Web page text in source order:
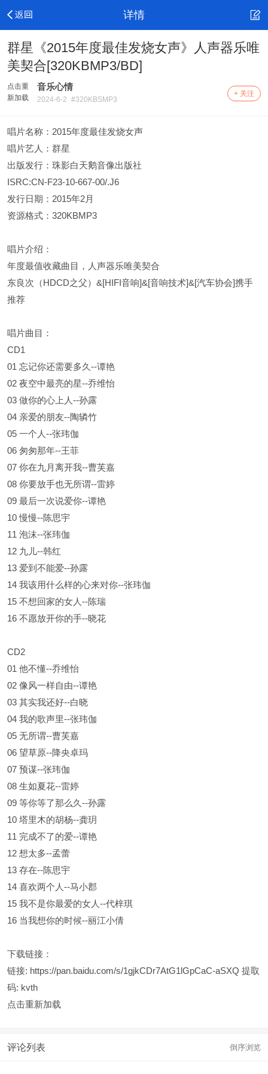
详情
群星《2015年度最佳发烧女声》人声器乐唯
美契合[320KBMP3/BD]
点击重
新加载
音乐心情
2024-6-2 #320KBSMP3
+ 关注
唱片名称：2015年度最佳发烧女声
唱片艺人：群星
出版发行：珠影白天鹅音像出版社
ISRC:CN-F23-10-667-00/.J6
发行日期：2015年2月
资源格式：320KBMP3
唱片介绍：
年度最值收藏曲目，人声器乐唯美契合
东良次（HDCD之父）&[HIFI音响]&[音响技术]&[汽车协会]携手
推荐
唱片曲目：
CD1
01 忘记你还需要多久--谭艳
02 夜空中最亮的星--乔维怡
03 做你的心上人--孙露
04 亲爱的朋友--陶辚竹
05 一个人--张玮伽
06 匆匆那年--王菲
07 你在九月离开我--曹芙嘉
08 你要放手也无所谓--雷婷
09 最后一次说爱你--谭艳
10 慢慢--陈思宇
11 泡沫--张玮伽
12 九儿--韩红
13 爱到不能爱--孙露
14 我该用什么样的心来对你--张玮伽
15 不想回家的女人--陈瑞
16 不愿放开你的手--晓花
CD2
01 他不懂--乔维怡
02 像风一样自由--谭艳
03 其实我还好--白晓
04 我的歌声里--张玮伽
05 无所谓--曹芙嘉
06 望草原--降央卓玛
07 预谋--张玮伽
08 生如夏花--雷婷
09 等你等了那么久--孙露
10 塔里木的胡杨--龚玥
11 完成不了的爱--谭艳
12 想太多--孟蕾
13 存在--陈思宇
14 喜欢两个人--马小郡
15 我不是你最爱的女人--代梓琪
16 当我想你的时候--丽江小倩
下载链接：
链接: https://pan.baidu.com/s/1gjkCDr7AtG1lGpCaC-aSXQ 提取
码: kvth
点击重新加载
评论列表 倒序浏览